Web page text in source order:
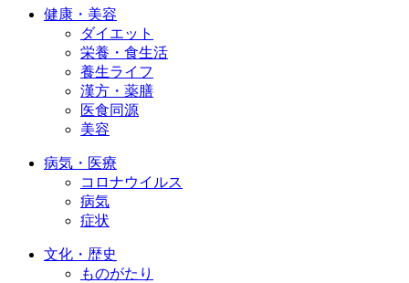
健康・美容
ダイエット
栄養・食生活
養生ライフ
漢方・薬膳
医食同源
美容
病気・医療
コロナウイルス
病気
症状
文化・歴史
ものがたり